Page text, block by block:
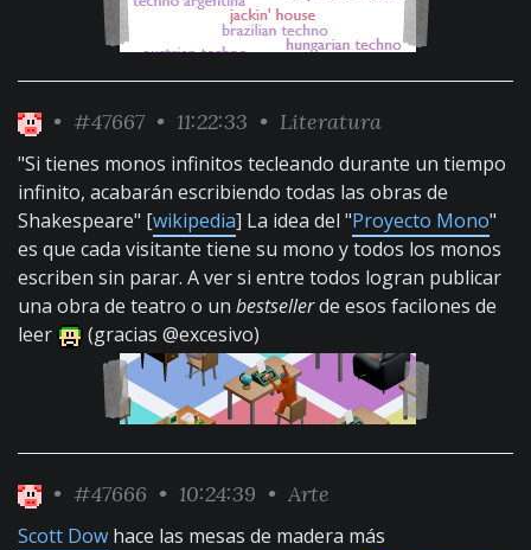
• #47667 • 11:22:33 • Literatura
"Si tienes monos infinitos tecleando durante un tiempo
infinito, acabarán escribiendo todas las obras de
Shakespeare" [wikipedia] La idea del "Proyecto Mono"
es que cada visitante tiene su mono y todos los monos
escriben sin parar. A ver si entre todos logran publicar
una obra de teatro o un bestsellerde esos facilones de
leer
(gracias @excesivo)
• #47666 • 10:24:39 • Arte
Scott Dow hace las mesas de madera más